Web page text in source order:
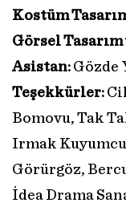
Kostüm
Görsel
Asistan: Gözde
Teşekkürler:
Bomovu, Tak
Irmak
Görürgöz,
İdea Drama